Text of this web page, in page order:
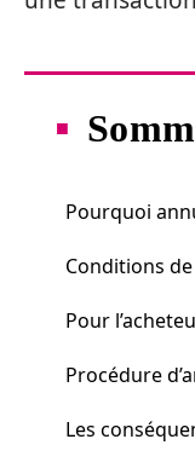
Pourquoi
Conditions
Pour
Procédure
Les